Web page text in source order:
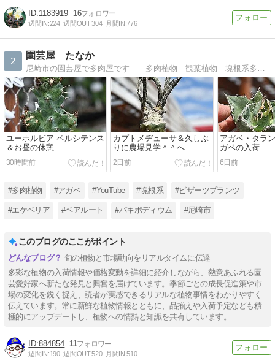
1183919 16
週間IN:224 週間OUT:304 月間IN:776
2
園芸屋 たなか
尼崎市の園芸屋で多肉屋です 多肉植物 観葉植物 塊根系多肉植物などを販売 日々の園芸作業や出来事など・・・
ユーホルビア ペルシテンス
＆お昼の休憩
30時間前
カプトメヂューサ＆久しぶ
りに農場見学＾＾へ
2日前
アガベ・タラ
ガベの入荷
6日前
#多肉植物 #アガベ #YouTube #塊根系 #ビザーツプランツ
#エケベリア #ベアルート #パキポディウム #尼崎市
このブログのここがポイント
旬の植物と市場動向をリアルタイムに伝達
多彩な植物の入荷情報や価格変動を詳細に紹介しながら、熱意あふれる園
芸愛好家へ新たな発見と興奮を届けています。季節ごとの成長促進策や市
場の変化を鋭く捉え、読者が実感できるリアルな植物事情をわかりやすく
伝えています。常に新鮮な植物情報とともに、品揃えや入荷予定なども積
極的にアップデートし、植物への情熱と知識を共有しています。
884854 11
週間IN:190 週間OUT:520 月間IN:510